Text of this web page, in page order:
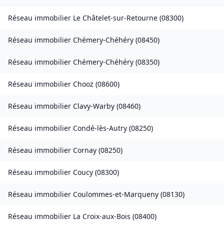
Réseau immobilier Le Châtelet-sur-Retourne (08300)
Réseau immobilier Chémery-Chéhéry (08450)
Réseau immobilier Chémery-Chéhéry (08350)
Réseau immobilier Chooz (08600)
Réseau immobilier Clavy-Warby (08460)
Réseau immobilier Condé-lès-Autry (08250)
Réseau immobilier Cornay (08250)
Réseau immobilier Coucy (08300)
Réseau immobilier Coulommes-et-Marqueny (08130)
Réseau immobilier La Croix-aux-Bois (08400)